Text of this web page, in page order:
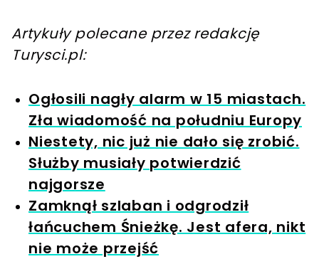
Artykuły polecane przez redakcję
Turysci.pl:
Ogłosili nagły alarm w 15 miastach.
Zła wiadomość na południu Europy
Niestety, nic już nie dało się zrobić.
Służby musiały potwierdzić
najgorsze
Zamknął szlaban i odgrodził
łańcuchem Śnieżkę. Jest afera, nikt
nie może przejść